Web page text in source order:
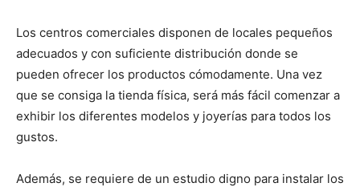
Los centros comerciales disponen de locales pequeños
adecuados y con suficiente distribución donde se
pueden ofrecer los productos cómodamente. Una vez
que se consiga la tienda física, será más fácil comenzar a
exhibir los diferentes modelos y joyerías para todos los
gustos.
Además, se requiere de un estudio digno para instalar los